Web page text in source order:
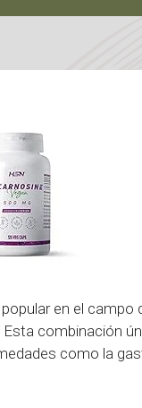
en el campo
combinación
como la